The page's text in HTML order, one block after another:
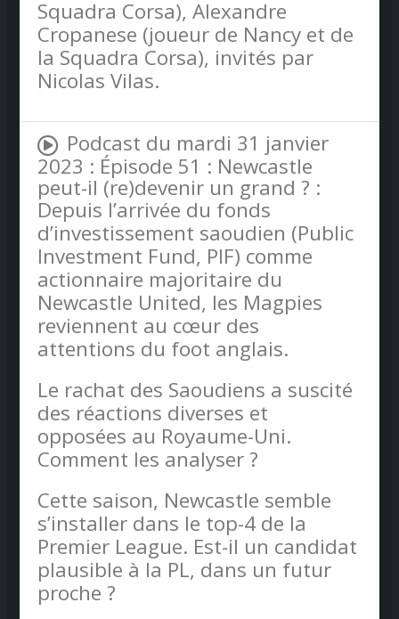
Squadra Corsa), Alexandre
Cropanese (joueur de Nancy et de
la Squadra Corsa), invités par
Nicolas Vilas.
Podcast du mardi 31 janvier
2023 : Épisode 51 : Newcastle
peut-il (re)devenir un grand ? :
Depuis l’arrivée du fonds
d’investissement saoudien (Public
Investment Fund, PIF) comme
actionnaire majoritaire du
Newcastle United, les Magpies
reviennent au cœur des
attentions du foot anglais.
Le rachat des Saoudiens a suscité
des réactions diverses et
opposées au Royaume-Uni.
Comment les analyser ?
Cette saison, Newcastle semble
s’installer dans le top-4 de la
Premier League. Est-il un candidat
plausible à la PL, dans un futur
proche ?